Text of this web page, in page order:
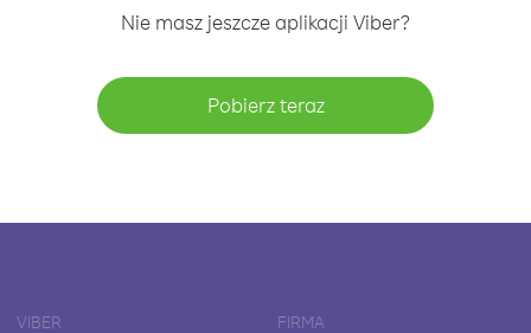
Nie masz jeszcze aplikacji Viber?
Pobierz teraz
VIBER FIRMA